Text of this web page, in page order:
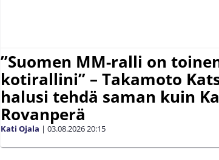
”Suomen MM-ralli on
kotirallini” – Takamoto
halusi tehdä saman kuin
Rovanperä
Kati Ojala | 03.08.202620:15